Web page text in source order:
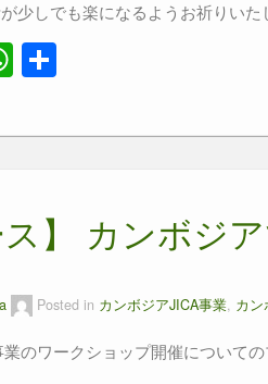
少しでも楽になるようお祈りいた
W
at
pス】 カンボジ
Posted in カンボジアJICA事業, カン
のワークショップ開催についての